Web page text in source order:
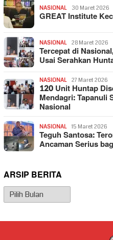
NASIONAL 30 Maret 2026
GREAT Institute
NASIONAL 28 Maret 2026
Tercepat di
Usai Serahkan
NASIONAL 27 Maret 2026
120 Unit Huntap
Mendagri: Tapanuli
Nasional
NASIONAL 15 Maret 2026
Teguh Santosa:
Ancaman Serius
ARSIP BERITA
Arsip
Berita